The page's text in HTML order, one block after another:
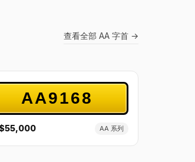
查看全部 AA 字首 →
AA9168
AA 系列